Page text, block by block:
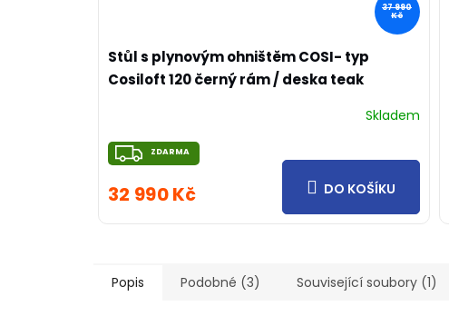
37 990
Kč
Stůl s plynovým ohništěm COSI- typ
Cosiloft 120 černý rám / deska teak
Skladem
ZDARMA
ZDARMA
32 990 Kč DO KOŠÍKU
Popis Podobné (3) Související soubory (1)